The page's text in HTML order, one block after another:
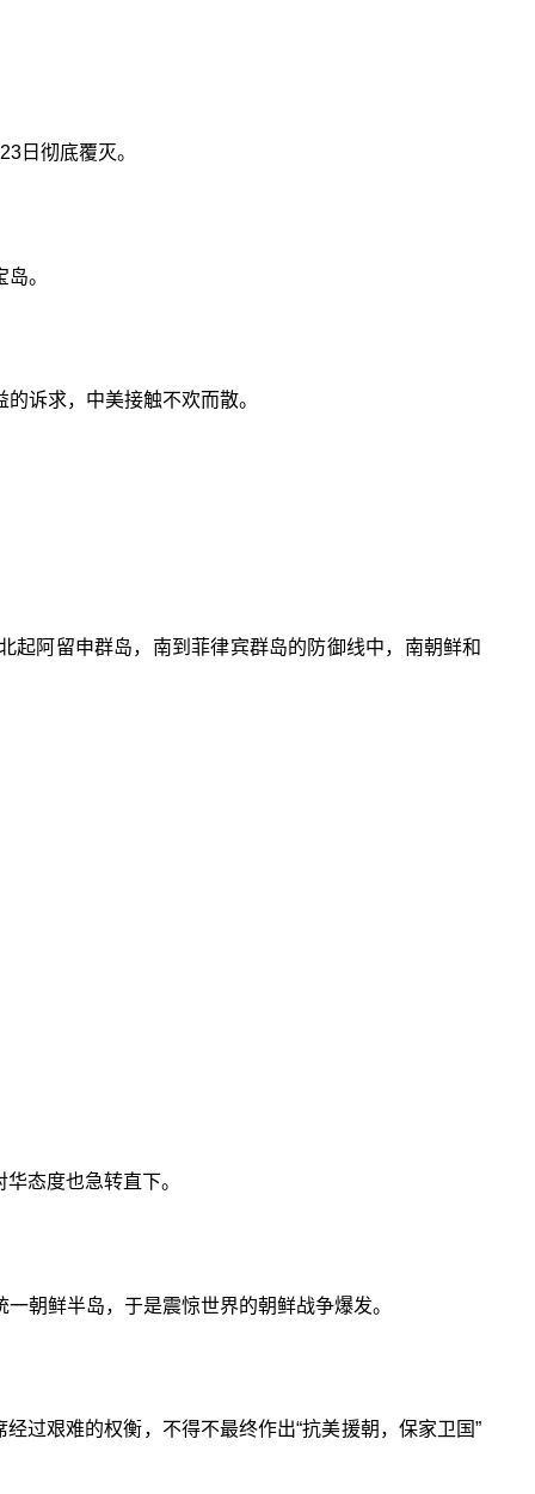
日彻底覆灭。
。
诉求，中美接触不欢而散。
起阿留申群岛，南到菲律宾群岛的防御线中，南朝鲜和
态度也急转直下。
朝鲜半岛，于是震惊世界的朝鲜战争爆发。
过艰难的权衡，不得不最终作出“抗美援朝，保家卫国”